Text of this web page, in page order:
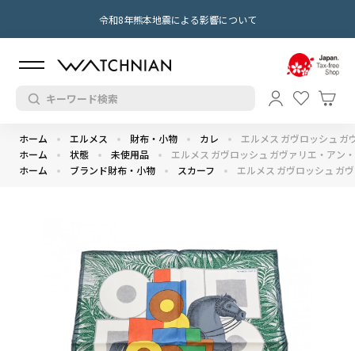
令和8年熊本地震による影響について
ホーム エルメス 財布・小物 カレ
エルメス ガヴロッシュ ガ
ホーム
状態 未使用品
エルメス ガヴロッシュ ガヴァリエ・アン
ホーム
ブランド財布・小物 スカーフ エルメス ガヴロッシュ ガ